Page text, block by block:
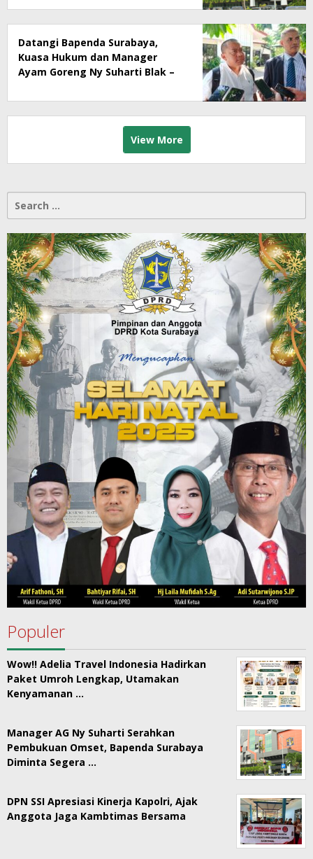
Datangi Bapenda Surabaya,
Kuasa Hukum dan Manager
Ayam Goreng Ny Suharti Blak –
Penyimpangan Pajak
View More
Search
for:
Populer
Wow!! Adelia Travel Indonesia Hadirkan
Paket Umroh Lengkap, Utamakan
Kenyamanan …
Manager AG Ny Suharti Serahkan
Pembukuan Omset, Bapenda Surabaya
Diminta Segera …
DPN SSI Apresiasi Kinerja Kapolri, Ajak
Anggota Jaga Kambtimas Bersama